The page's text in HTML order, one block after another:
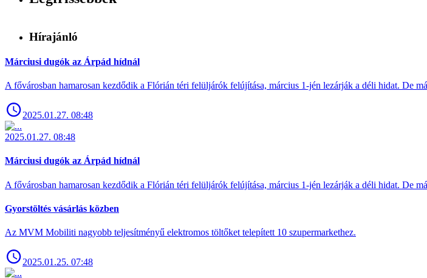
Hírajánló
Márciusi dugók az Árpád hídnál
A fővárosban hamarosan kezdődik a Flórián téri felüljárók felújítása, március 1-jén lezárják a déli hidat. De
2025.01.27. 08:48
2025.01.27. 08:48
Márciusi dugók az Árpád hídnál
A fővárosban hamarosan kezdődik a Flórián téri felüljárók felújítása, március 1-jén lezárják a déli hidat. De
Gyorstöltés vásárlás közben
Az MVM Mobiliti nagyobb teljesítményű elektromos töltőket telepített 10 szupermarkethez.
2025.01.25. 07:48